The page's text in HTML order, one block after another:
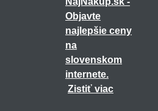
Zistiť viac